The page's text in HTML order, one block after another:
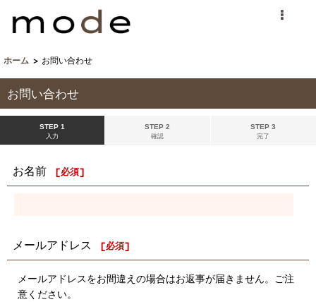
ホーム > お問い合わせ
お問い合わせ
STEP 1
入力
STEP 2
確認
STEP 3
完了
お名前 [必須]
メールアドレス [必須]
メールアドレスをお間違えの場合はお返事が届きません。ご注
意ください。